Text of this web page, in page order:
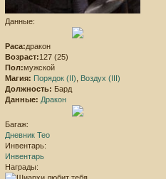
Данные:
Раса:дракон
Возраст:127 (25)
Пол:мужской
Магия: Порядок (II)
Воздух (III)
Должность: Бард
Данные: Дракон
Багаж:
Дневник Тео
Инвентарь:
Инвентарь
Награды: